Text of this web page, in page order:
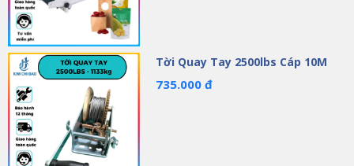
Tời Quay Tay 2500lbs Cáp 10M
735.000 đ